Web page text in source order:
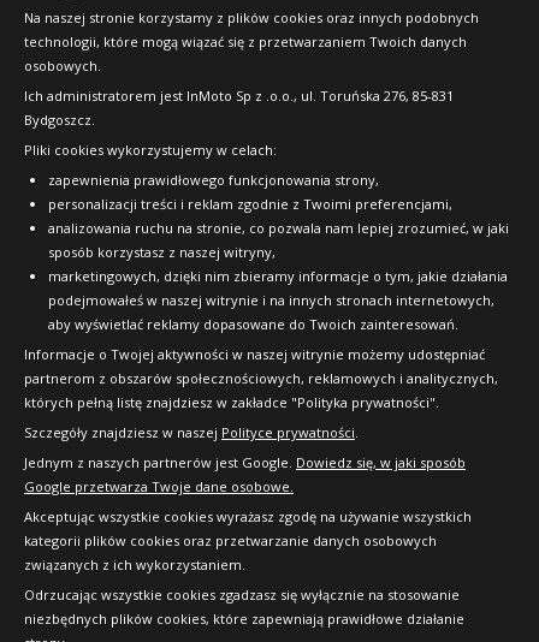
Na naszej stronie korzystamy z plików cookies oraz innych podobnych
technologii, które mogą wiązać się z przetwarzaniem Twoich danych
osobowych.
Ich administratorem jest InMoto Sp z .o.o., ul. Toruńska 276, 85-831
Bydgoszcz.
Pliki cookies wykorzystujemy w celach:
zapewnienia prawidłowego funkcjonowania strony,
personalizacji treści i reklam zgodnie z Twoimi preferencjami,
analizowania ruchu na stronie, co pozwala nam lepiej zrozumieć, w jaki
sposób korzystasz z naszej witryny,
marketingowych, dzięki nim zbieramy informacje o tym, jakie działania
podejmowałeś w naszej witrynie i na innych stronach internetowych,
aby wyświetlać reklamy dopasowane do Twoich zainteresowań.
Informacje o Twojej aktywności w naszej witrynie możemy udostępniać
partnerom z obszarów społecznościowych, reklamowych i analitycznych,
których pełną listę znajdziesz w zakładce "Polityka prywatności".
Szczegóły znajdziesz w naszej Polityce prywatności.
Jednym z naszych partnerów jest Google. Dowiedz się, w jaki sposób
Google przetwarza Twoje dane osobowe.
Akceptując wszystkie cookies wyrażasz zgodę na używanie wszystkich
kategorii plików cookies oraz przetwarzanie danych osobowych
związanych z ich wykorzystaniem.
Odrzucając wszystkie cookies zgadzasz się wyłącznie na stosowanie
niezbędnych plików cookies, które zapewniają prawidłowe działanie
Raty
FAQ
OFICJALNY PARTNER